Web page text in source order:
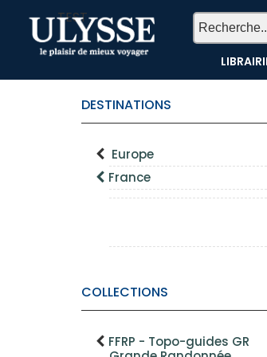
TEST
DESTINATIONS
Europe
France
COLLECTIONS
FFRP - Topo-guides GR